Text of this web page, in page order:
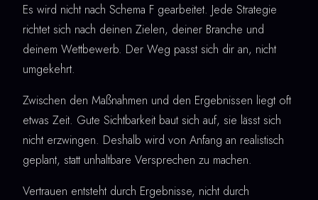
Es wird nicht nach Schema F gearbeitet. Jede Strategie
richtet sich nach deinen Zielen, deiner Branche und
deinem Wettbewerb. Der Weg passt sich dir an, nicht
umgekehrt.
Zwischen den Maßnahmen und den Ergebnissen liegt oft
etwas Zeit. Gute Sichtbarkeit baut sich auf, sie lässt sich
nicht erzwingen. Deshalb wird von Anfang an realistisch
geplant, statt unhaltbare Versprechen zu machen.
Vertrauen entsteht durch Ergebnisse, nicht durch